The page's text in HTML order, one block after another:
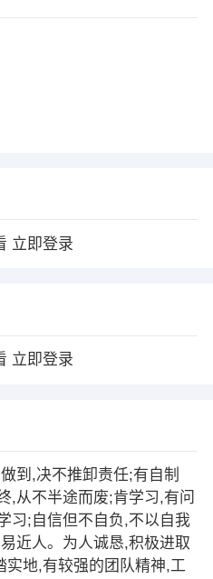
立即登录
立即登录
到,决不推卸责任;有自制
,从不半途而废;肯学习,有问
习;自信但不自负,不以自我
近人。为人诚恳,积极进取
实地,有较强的团队精神,工